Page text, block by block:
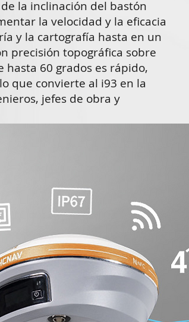
la inclinación del bastón
la velocidad y la eficacia
y la cartografía hasta en un
precisión topográfica sobre
60 grados es rápido,
que convierte al i93 en la
jefes de obra y